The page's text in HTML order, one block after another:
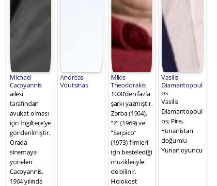
Michael
Cacoyannis
ailesi
tarafından
avukat olması
için İngiltere’ye
gönderilmiştir.
Orada
sinemaya
yönelen
Cacoyannis,
1964 yılında
Andréas
Voutsinas
Mikis
Theodorakis
1000’den fazla
şarkı yazmıştır.
Zorba (1964),
“Z” (1969) ve
“Serpico”
(1973) filmleri
için bestelediği
müzikleriyle
de bilinir.
Holokost
Vasilis
Diamantopoul
os
Vasilis
Diamantopoul
os; Pire,
Yunanistan
doğumlu
Yunan oyuncu